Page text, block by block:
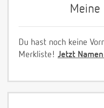
Meine
Du hast noch keine
Merkliste! Jetzt